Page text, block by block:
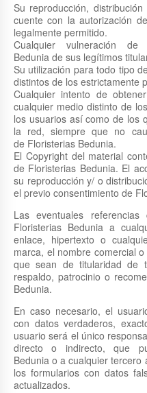
Su reproducción,
cuente con la autorización
legalmente permitido.
Cualquier vulneración
Bedunia de sus legítimos
Su utilización para todo tipo
distintos de los estrictamente
Cualquier intento de
cualquier medio distinto de
los usuarios así como de los
la red, siempre que no
de Floristerias Bedunia.
El Copyright del material
de Floristerias Bedunia. El
su reproducción y/ o
el previo consentimiento de
Las eventuales
Floristerias Bedunia a
enlace, hipertexto o
marca, el nombre comercial
que sean de titularidad de
respaldo, patrocinio o
Bedunia.
En caso necesario, el
con datos verdaderos,
usuario será el único
directo o indirecto, que
Bedunia o a cualquier
los formularios con datos
actualizados.